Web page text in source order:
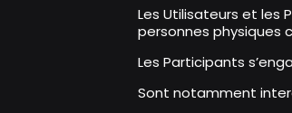
Les Utilisateurs et les
personnes physiques
Les Participants
Sont notamment